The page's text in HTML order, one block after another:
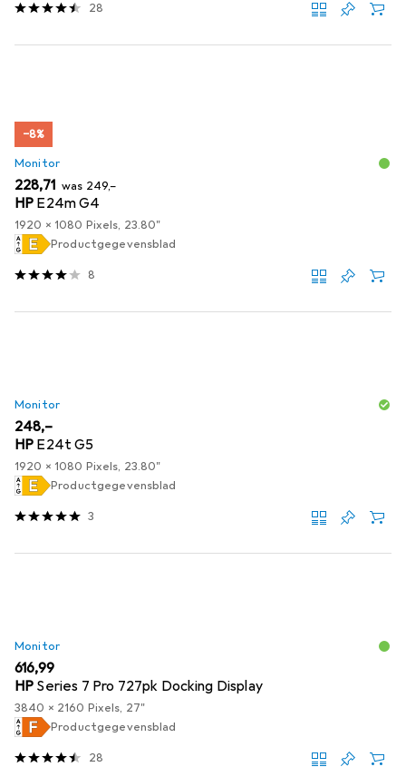
28
−8%
Monitor
EUR
228,71 was EUR
249,–
HP E24m G4
1920 x 1080 Pixels, 23.80"
Productgegevensblad
8
Monitor
EUR
248,–
HP E24t G5
1920 x 1080 Pixels, 23.80"
Productgegevensblad
3
Monitor
EUR
616,99
HP Series 7 Pro 727pk Docking Display
3840 x 2160 Pixels, 27"
Productgegevensblad
28